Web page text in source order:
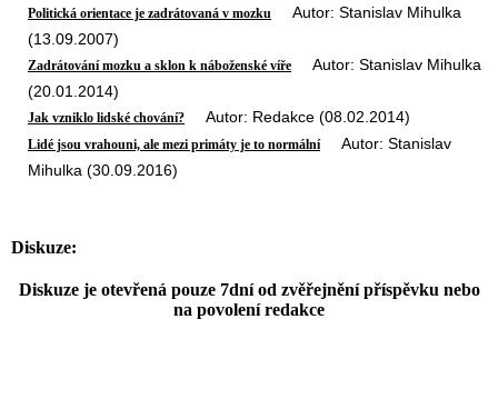
Politická orientace je zadrátovaná v mozku Autor: Stanislav Mihulka
(13.09.2007)
Zadrátování mozku a sklon k náboženské víře Autor: Stanislav Mihulka
(20.01.2014)
Jak vzniklo lidské chování? Autor: Redakce (08.02.2014)
Lidé jsou vrahouni, ale mezi primáty je to normálníAutor: Stanislav
Mihulka (30.09.2016)
Diskuze:
Diskuze je otevřená pouze 7dní od zvěřejnění příspěvku nebo
na povolení redakce